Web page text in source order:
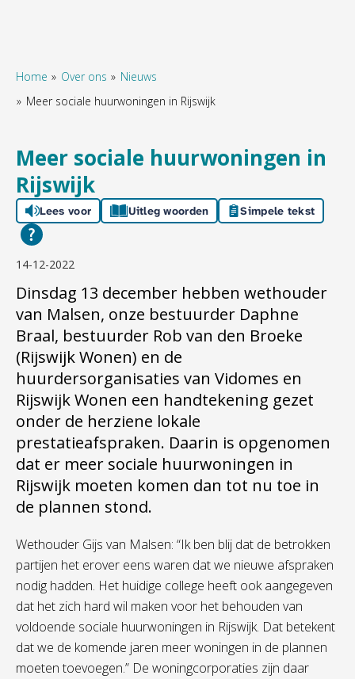
Home Over ons
Nieuws
Meer sociale huurwoningen in Rijswijk
Meer sociale huurwoningen in
Rijswijk
Lees voor Uitleg woorden Simpele tekst
14-12-2022
Dinsdag 13 december hebben wethouder
van Malsen, onze bestuurder Daphne
Braal, bestuurder Rob van den Broeke
(Rijswijk Wonen) en de
huurdersorganisaties van Vidomes en
Rijswijk Wonen een handtekening gezet
onder de herziene lokale
prestatieafspraken. Daarin is opgenomen
dat er meer sociale huurwoningen in
Rijswijk moeten komen dan tot nu toe in
de plannen stond.
Wethouder Gijs van Malsen: “Ik ben blij dat de betrokken
partijen het erover eens waren dat we nieuwe afspraken
nodig hadden. Het huidige college heeft ook aangegeven
dat het zich hard wil maken voor het behouden van
voldoende sociale huurwoningen in Rijswijk. Dat betekent
dat we de komende jaren meer woningen in de plannen
moeten toevoegen.” De woningcorporaties zijn daar